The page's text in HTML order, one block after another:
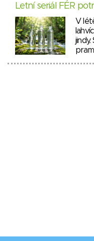
Letní seriál FÉR
V
jindy.